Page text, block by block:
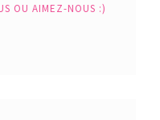
OU AIMEZ-NOUS :)